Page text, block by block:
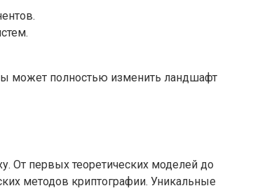
может полностью изменить ландшафт
От первых теоретических моделей до
методов криптографии. Уникальные